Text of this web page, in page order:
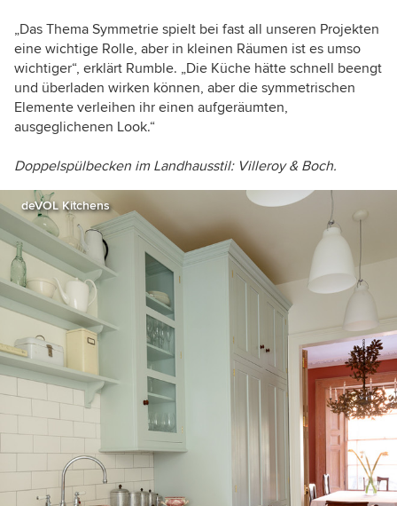
„Das Thema Symmetrie spielt bei fast all unseren Projekten
eine wichtige Rolle, aber in kleinen Räumen ist es umso
wichtiger“, erklärt Rumble. „Die Küche hätte schnell beengt
und überladen wirken können, aber die symmetrischen
Elemente verleihen ihr einen aufgeräumten,
ausgeglichenen Look.“
Doppelspülbecken im Landhausstil: Villeroy & Boch.
deVOL Kitchens